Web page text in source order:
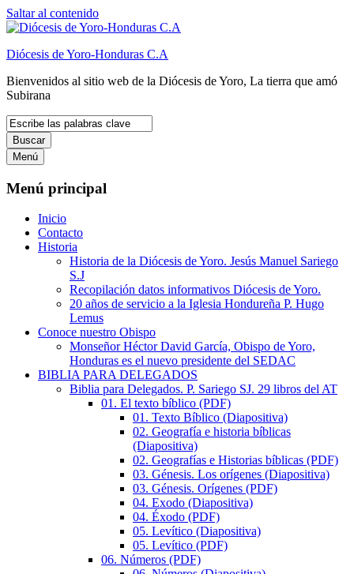
Saltar al contenido
Diócesis de Yoro-Honduras C.A
Bienvenidos al sitio web de la Diócesis de Yoro, La tierra que amó
Subirana
Buscar
Menú
Menú principal
Inicio
Contacto
Historia
Historia de la Diócesis de Yoro. Jesús Manuel Sariego
S.J
Recopilación datos informativos Diócesis de Yoro.
20 años de servicio a la Iglesia Hondureña P. Hugo
Lemus
Conoce nuestro Obispo
Monseñor Héctor David García, Obispo de Yoro,
Honduras es el nuevo presidente del SEDAC
BIBLIA PARA DELEGADOS
Biblia para Delegados. P. Sariego SJ. 29 libros del AT
01. El texto bíblico (PDF)
01. Texto Bíblico (Diapositiva)
02. Geografía e historia bíblicas
(Diapositiva)
02. Geografías e Historias bíblicas (PDF)
03. Génesis. Los orígenes (Diapositiva)
03. Génesis. Orígenes (PDF)
04. Exodo (Diapositiva)
04. Éxodo (PDF)
05. Levítico (Diapositiva)
05. Levítico (PDF)
06. Números (PDF)